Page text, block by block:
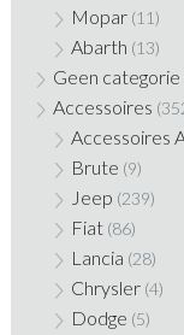
Mopar (11)
Abarth (13)
Geen categorie
Accessoires
Accessoires
Brute (9)
Jeep (239)
Fiat (86)
Lancia (28)
Chrysler (4)
Dodge (5)